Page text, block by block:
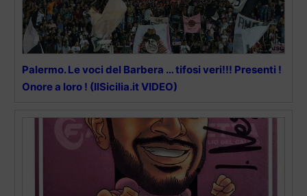
Palermo. Le voci del Barbera … tifosi veri!!! Presenti !
Onore a loro ! (IlSicilia.it VIDEO)